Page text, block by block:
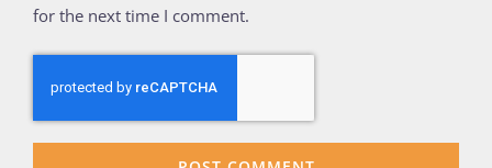
for the next time I comment.